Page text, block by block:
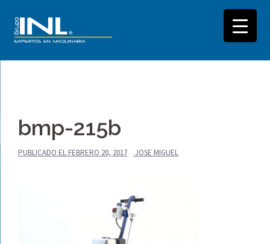
contenidobmp-215b
PUBLICADO EL FEBRERO 20, 2017 JOSE MIGUEL